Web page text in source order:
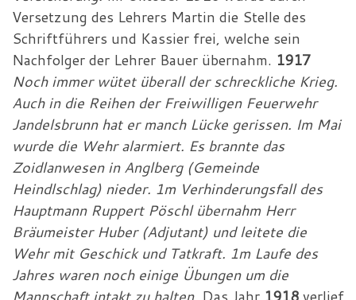
Versetzung des Lehrers Martin die Stelle des
Schriftführers und Kassier frei, welche sein
Nachfolger der Lehrer Bauer übernahm. 1917
Noch immer wütet überall der schreckliche Krieg.
Auch in die Reihen der Freiwilligen Feuerwehr
Jandelsbrunn hat er manch Lücke gerissen. Im Mai
wurde die Wehr alarmiert. Es brannte das
Zoidlanwesen in Anglberg (Gemeinde
Heindlschlag) nieder. 1m Verhinderungsfall des
Hauptmann Ruppert Pöschl übernahm Herr
Bräumeister Huber (Adjutant) und leitete die
Wehr mit Geschick und Tatkraft. 1m Laufe des
Jahres waren noch einige Übungen um die